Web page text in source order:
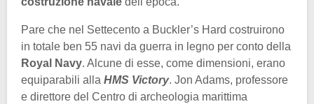
Pare che nel Settecento a Buckler’s Hard costruirono
in totale ben 55 navi da guerra in legno per conto della
Royal Navy. Alcune di esse, come dimensioni, erano
equiparabili alla HMS Victory. Jon Adams, professore
e direttore del Centro di archeologia marittima